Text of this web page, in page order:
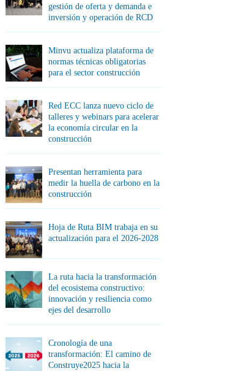
gestión de oferta y demanda e
inversión y operación de RCD
Minvu actualiza plataforma de
normas técnicas obligatorias
para el sector construcción
Red ECC lanza nuevo ciclo de
talleres y webinars para acelerar
la economía circular en la
construcción
Presentan herramienta para
medir la huella de carbono en la
construcción
Hoja de Ruta BIM trabaja en su
actualización para el 2026-2028
La ruta hacia la transformación
del ecosistema constructivo:
innovación y resiliencia como
ejes del desarrollo
Cronología de una
transformación: El camino de
Construye2025 hacia la